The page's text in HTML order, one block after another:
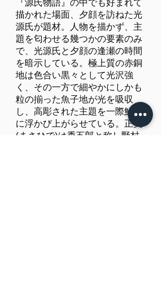
『源氏物語』の中でも好まれて
描かれた場面、夕顔を訪ねた光
源氏が題材。人物を描かず、主
題を匂わせる幾つかの要素のみ
で、光源氏と夕顔の逢瀬の時間
を暗示している。極上質の赤銅
地は色合い黒々として光沢強
く、その一方で細やかにしかも
粒の揃った魚子地が光を吸収
し、高彫された主題を一際鮮明
に浮かび上がらせている。正英
(まさひで)は秀五郎と称し野村